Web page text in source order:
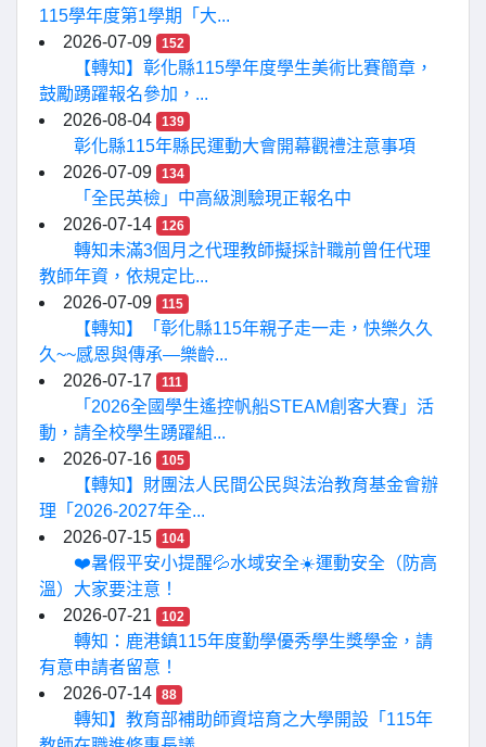
115學年度第1學期「大...
2026-07-09
152
【轉知】彰化縣115學年度學生美術比賽簡章，
鼓勵踴躍報名參加，...
2026-08-04
139
彰化縣115年縣民運動大會開幕觀禮注意事項
2026-07-09
134
「全民英檢」中高級測驗現正報名中
2026-07-14
126
轉知未滿3個月之代理教師擬採計職前曾任代理
教師年資，依規定比...
2026-07-09
115
【轉知】「彰化縣115年親子走一走，快樂久久
久~~感恩與傳承—樂齡...
2026-07-17
111
「2026全國學生遙控帆船STEAM創客大賽」活
動，請全校學生踴躍組...
2026-07-16
105
【轉知】財團法人民間公民與法治教育基金會辦
理「2026-2027年全...
2026-07-15
104
❤️暑假平安小提醒💦水域安全☀️運動安全（防高
溫）大家要注意！
2026-07-21
102
轉知：鹿港鎮115年度勤學優秀學生獎學金，請
有意申請者留意！
2026-07-14
88
轉知】教育部補助師資培育之大學開設「115年